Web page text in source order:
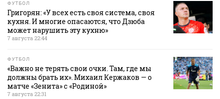
ФУТБОЛ
Григорян: «У всех есть своя система, своя
кухня. И многие опасаются, что Дзюба
может нарушить эту кухню»
7 августа 22:44
ФУТБОЛ
«Важно не терять свои очки. Там, где мы
должны брать их». Михаил Кержаков — о
матче «Зенита» с «Родиной»
7 августа 22:31